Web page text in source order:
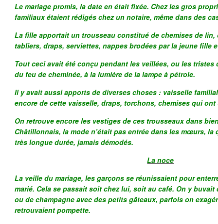
Le mariage promis, la date en était fixée. Chez les gros
familiaux étaient rédigés chez un notaire, même dans des
La fille apportait un trousseau constitué de chemises de lin,
tabliers, draps, serviettes, nappes brodées par la jeune fille
Tout ceci avait été conçu pendant les veillées, ou les tristes
du feu de cheminée, à la lumière de la lampe à pétrole.
Il y avait aussi apports de diverses choses : vaisselle
encore de cette vaisselle, draps, torchons, chemises qui ont
On retrouve encore les vestiges de ces trousseaux dans
Châtillonnais, la mode n’était pas entrée dans les mœurs,
très longue durée, jamais démodés.
La noce
La veille du mariage, les garçons se réunissaient pour
marié. Cela se passait soit chez lui, soit au café. On y
ou de champagne avec des petits gâteaux, parfois on
retrouvaient pompette.